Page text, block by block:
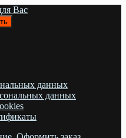
данных
данных